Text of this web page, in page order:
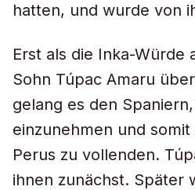
hatten, und wurde von
Erst als die Inka-Würde
Sohn Túpac Amaru
gelang es den
einzunehmen und
Perus zu vollenden.
ihnen zunächst. Später